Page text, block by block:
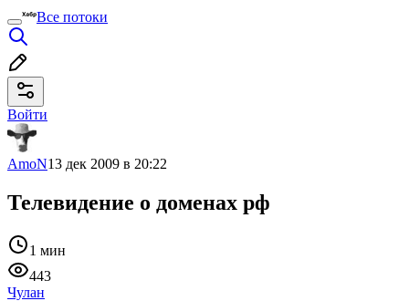
Все потоки
Войти
AmoN13 дек 2009 в 20:22
Телевидение о доменах рф
1 мин
443
Чулан